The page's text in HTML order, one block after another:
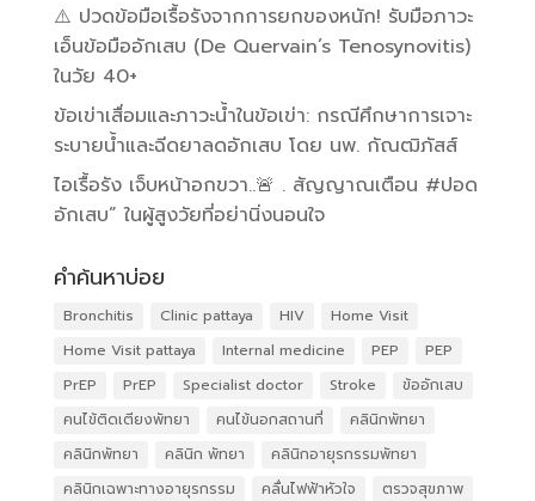
⚠️ ปวดข้อมือเรื้อรังจากการยกของหนัก! รับมือภาวะ
เอ็นข้อมืออักเสบ (De Quervain’s Tenosynovitis)
ในวัย 40+
ข้อเข่าเสื่อมและภาวะน้ำในข้อเข่า: กรณีศึกษาการเจาะ
ระบายน้ำและฉีดยาลดอักเสบ โดย นพ. กัณฒิภัสส์
ไอเรื้อรัง เจ็บหน้าอกขวา..🚨 . สัญญาณเตือน #ปอด
อักเสบ” ในผู้สูงวัยที่อย่านิ่งนอนใจ
คำค้นหาบ่อย
Bronchitis Clinic pattaya HIV
Home Visit
Home Visit pattaya
Internal medicine PEP
PEP
PrEP
PrEP Specialist doctor Stroke
ข้ออักเสบ
คนไข้ติดเตียงพัทยา
คนไข้นอกสถานที่
คลินิกพัทยา
คลินิกพัทยา
คลินิก พัทยา
คลินิกอายุรกรรมพัทยา
คลินิกเฉพาะทางอายุรกรรม
คลื่นไฟฟ้าหัวใจ
ตรวจสุขภาพ